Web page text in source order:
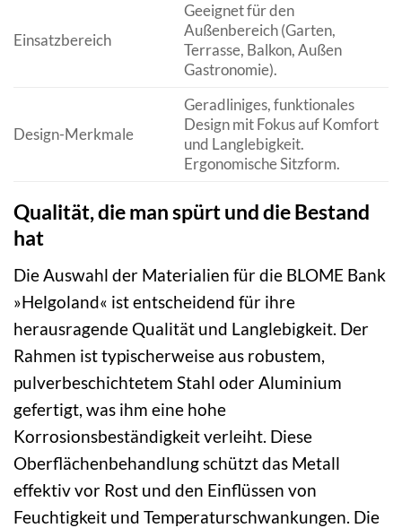
Einsatzbereich
Geeignet für den
Außenbereich (Garten,
Terrasse, Balkon, Außen
Gastronomie).
Design-Merkmale
Geradliniges, funktionales
Design mit Fokus auf Komfort
und Langlebigkeit.
Ergonomische Sitzform.
Qualität, die man spürt und die Bestand
hat
Die Auswahl der Materialien für die BLOME Bank
»Helgoland« ist entscheidend für ihre
herausragende Qualität und Langlebigkeit. Der
Rahmen ist typischerweise aus robustem,
pulverbeschichtetem Stahl oder Aluminium
gefertigt, was ihm eine hohe
Korrosionsbeständigkeit verleiht. Diese
Oberflächenbehandlung schützt das Metall
effektiv vor Rost und den Einflüssen von
Feuchtigkeit und Temperaturschwankungen. Die